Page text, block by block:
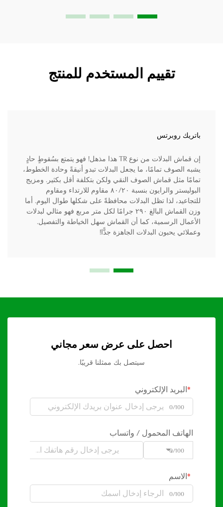
تقييم المستخدم للمنتج
باتريك روبرتس
إن قماش البدلات من نوع TR هذا مذهل! فهو يتمتع بسُقوطٍ حادٍ
يشبه الصوف تمامًا، ما يجعل البدلات تبدو أنيقةً وحادة الخطوط،
تمامًا مثل قماش الصوف النقي ولكن بتكلفة أقل بكثير. ومزيج
البوليستر والرايون بنسبة ٨٠/٢٠ مقاوم للارتداء ومقاوم
للتجاعيد، لذا تظل البدلات محافظةً على شكلها طوال اليوم. أما
وزن القماش البالغ ٢٩٠ جرامًا لكل متر مربع فهو مثالي لبدلات
الأعمال الرسمية، كما أن القماش سهل الخياطة والتفصيل.
وعملائي يحبون البدلات الجاهزة جدًّا!
احصل على عرض سعر مجاني
سيتصل بك ممثلنا قريبًا.
البريد الإلكتروني
0/100
الهاتف المحمول / واتساب
Code0/100
الاسم
0/100